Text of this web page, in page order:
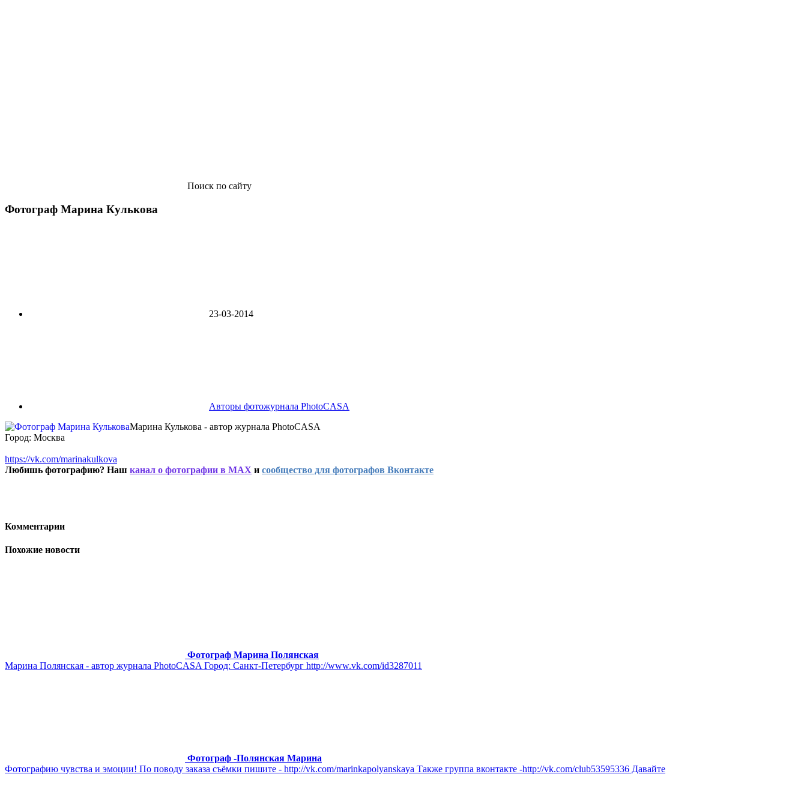
Поиск по сайту
Фотограф Марина Кулькова
23-03-2014
Авторы фотожурнала PhotoCASA
Марина Кулькова - автор журнала PhotoCASA
Город: Москва
https://vk.com/marinakulkova
Любишь фотографию? Наш канал о фотографии в MAX и сообщество для фотографов Вконтакте
Комментарии
Похожие новости
Фотограф Марина Полянская
Марина Полянская - автор журнала PhotoCASA Город: Санкт-Петербург http://www.vk.com/id3287011
Фотограф -Полянская Марина
Фотографию чувства и эмоции! По поводу заказа съёмки пишите - http://vk.com/marinkapolyanskaya Также группа вконтакте -http://vk.com/club53595336 Давайте